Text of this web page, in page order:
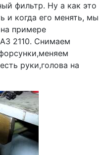
фильтр. Ну а как это
и когда его менять, мы
примере
2110. Снимаем
руки,голова на